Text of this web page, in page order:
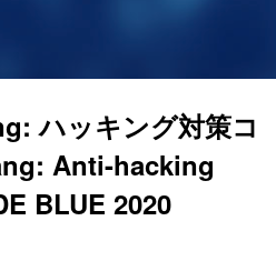
ハッキング対策コ
Anti-hacking
BLUE 2020